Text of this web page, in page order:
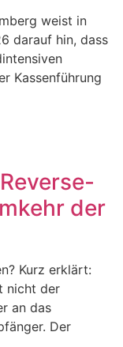
weist in
darauf hin, dass
Kassenführung
der
Kurz erklärt:
nicht der
an das
Der